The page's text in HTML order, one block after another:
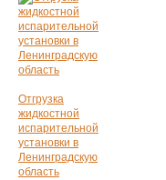
Отгрузка
жидкостной
испарительной
установки в
Ленинградскую
область